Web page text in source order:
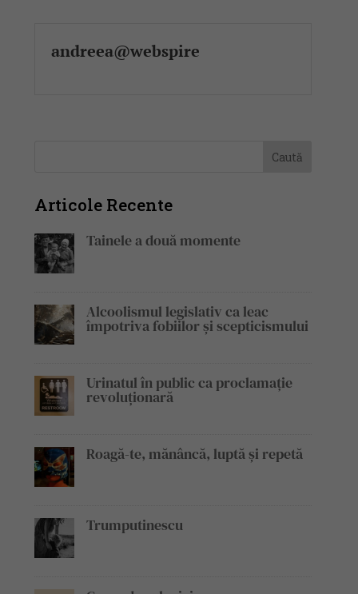
andreea@webspire
Articole Recente
Tainele a două momente
Alcoolismul legislativ ca leac
împotriva fobiilor și scepticismului
Urinatul în public ca proclamație
revoluționară
Roagă-te, mănâncă, luptă și repetă
Trumputinescu